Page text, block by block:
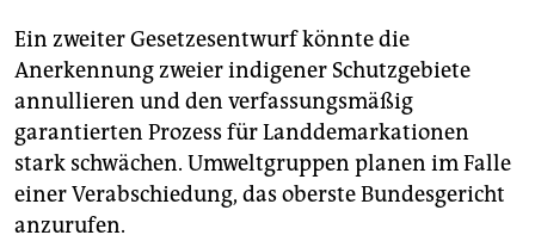
Ein zweiter Gesetzesentwurf könnte die
Anerkennung zweier indigener Schutzgebiete
annullieren und den verfassungsmäßig
garantierten Prozess für Landdemarkationen
stark schwächen. Umweltgruppen planen im Falle
einer Verabschiedung, das oberste Bundesgericht
anzurufen.